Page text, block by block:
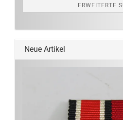
ERWEITERTE
Neue Artikel